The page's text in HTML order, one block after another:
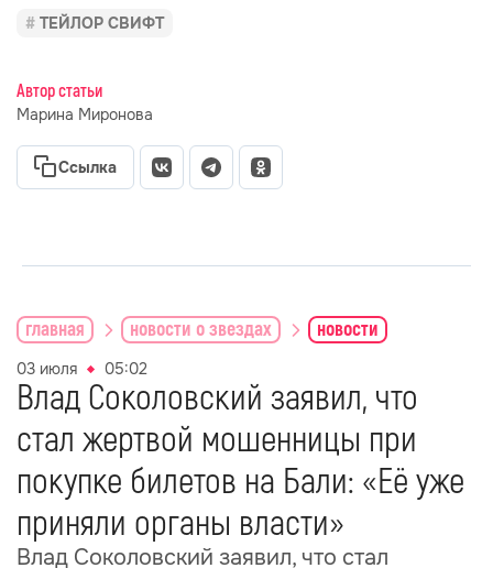
ТЕЙЛОР СВИФТ
Автор статьи
Марина Миронова
Ссылка
главная новости о звездах новости
03 июля 05:02
Влад Соколовский заявил, что
стал жертвой мошенницы при
покупке билетов на Бали: «Её уже
приняли органы власти»
Влад Соколовский заявил, что стал